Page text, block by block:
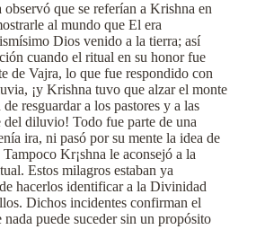
que se referían a Krishna en
al mundo que El era
Dios venido a la tierra; así
cuando el ritual en su honor fue
de Vajra, lo que fue respondido con
¡y Krishna tuvo que alzar el monte
resguardar a los pastores y a las
del diluvio! Todo fue parte de una
ira, ni pasó por su mente la idea de
Kr¡shna le aconsejó a la
Estos milagros estaban ya
hacerlos identificar a la Divinidad
Dichos incidentes confirman el
puede suceder sin un propósito